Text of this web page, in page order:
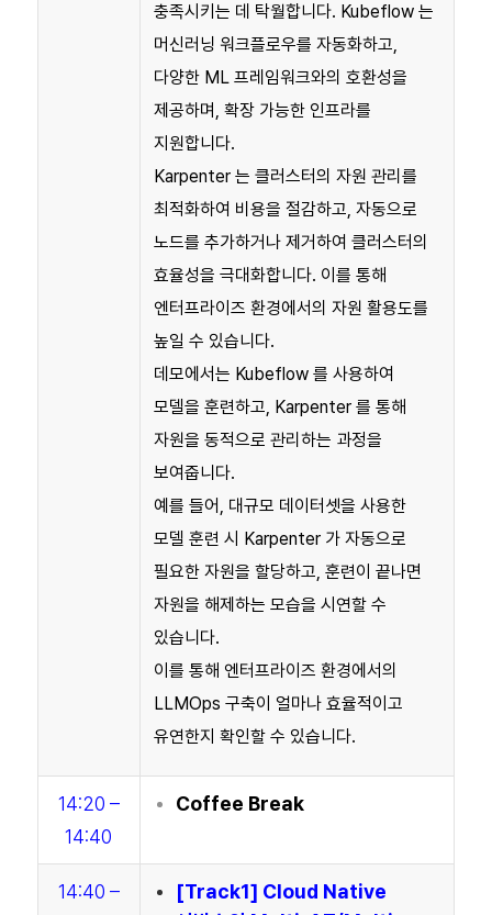
충족시키는 데 탁월합니다. Kubeflow 는
머신러닝 워크플로우를 자동화하고,
다양한 ML 프레임워크와의 호환성을
제공하며, 확장 가능한 인프라를
지원합니다.
Karpenter 는 클러스터의 자원 관리를
최적화하여 비용을 절감하고, 자동으로
노드를 추가하거나 제거하여 클러스터의
효율성을 극대화합니다. 이를 통해
엔터프라이즈 환경에서의 자원 활용도를
높일 수 있습니다.
데모에서는 Kubeflow 를 사용하여
모델을 훈련하고, Karpenter 를 통해
자원을 동적으로 관리하는 과정을
보여줍니다.
예를 들어, 대규모 데이터셋을 사용한
모델 훈련 시 Karpenter 가 자동으로
필요한 자원을 할당하고, 훈련이 끝나면
자원을 해제하는 모습을 시연할 수
있습니다.
이를 통해 엔터프라이즈 환경에서의
LLMOps 구축이 얼마나 효율적이고
유연한지 확인할 수 있습니다.
14:20 –
14:40
Coffee Break
14:40 –
[Track1] Cloud Native